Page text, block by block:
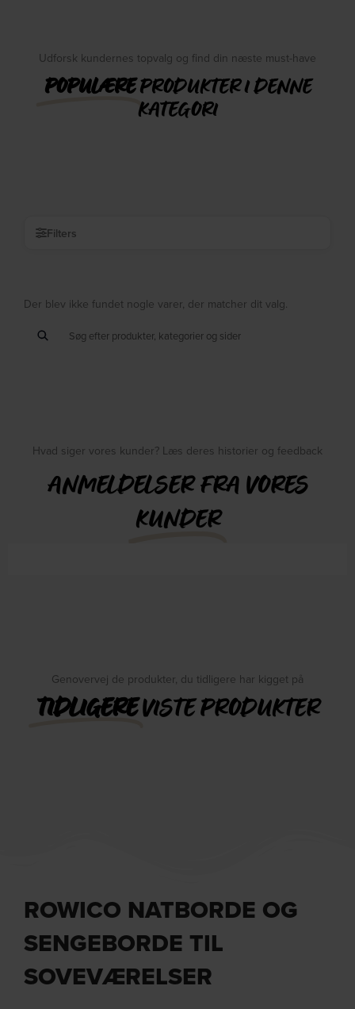
Udforsk kundernes topvalg og find din næste must-have
POPULÆREPRODUKTER I DENNE
KATEGORI
Filters
Der blev ikke fundet nogle varer, der matcher dit valg.
Hvad siger vores kunder? Læs deres historier og feedback
ANMELDELSER FRA VORES
KUNDER
Genovervej de produkter, du tidligere har kigget på
TIDLIGEREVISTE PRODUKTER
ROWICO NATBORDE OG
SENGEBORDE TIL
SOVEVÆRELSER